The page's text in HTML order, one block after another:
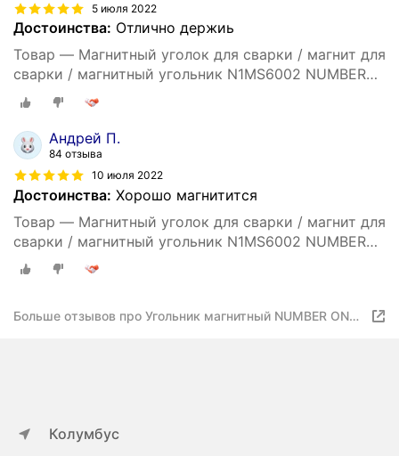
5 июля 2022
Достоинства: Отлично держиь
Товар — Магнитный уголок для сварки / магнит для
сварки / магнитный угольник N1MS6002 NUMBER
ONE 11 кг, угол 45, 90, 135 град.
Андрей П.
84 отзыва
10 июля 2022
Достоинства: Хорошо магнитится
Товар — Магнитный уголок для сварки / магнит для
сварки / магнитный угольник N1MS6002 NUMBER
ONE 11 кг, угол 45, 90, 135 град.
Больше отзывов про Угольник магнитный NUMBER ONE
Колумбус